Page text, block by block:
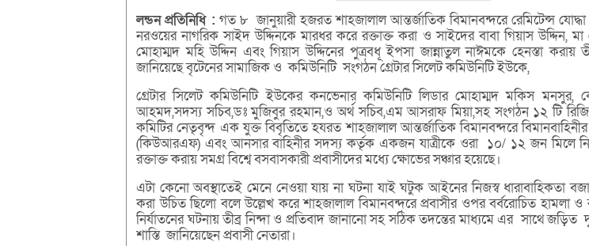
লন্ডন প্রতিনিধি: গত ৮ জানুয়ারী হজরত শাহজালাল আন্তর্জাতিক বিমানবন্দরে রেমিটেন্স
নরওয়ের নাগরিক সাইদ উদ্দিনকে মারধর করে রক্তাক্ত করা ও সাইদের বাবা গিয়াস উদ্দিন,
মোহাম্মদ মহি উদ্দিন এবং গিয়াস উদ্দিনের পুত্রবধূ ইপসা জান্নাতুল নাঈমকে হেনস্তা করায়
জানিয়েছে বৃটেনের সামাজিক ও কমিউনিটি সংগঠন গ্রেটার সিলেট কমিউনিটি ইউকে,
গ্রেটার সিলেট কমিউনিটি ইউকের কনভেনার কমিউনিটি লিডার মোহাম্মদ মকিস
আহমদ,সদস্য সচিব,ডঃ মুজিবুর রহমান,ও অর্থ সচিব,এম আসরাফ মিয়া,সহ সংগঠন ১২ টি
কমিটির নেতৃবৃন্দ এক যুক্ত বিবৃতিতে হযরত শাহজালাল আন্তর্জাতিক বিমানবন্দরে
(কিউআরএফ) এবং আনসার বাহিনীর সদস্য কর্তৃক একজন যাত্রীকে ওরা ১০/ ১২ জন মিলে
রক্তাক্ত করায় সমগ্র বিশ্বে বসবাসকারী প্রবাসীদের মধ্যে ক্ষোভের সঞ্চার হয়েছে।
এটা কেনো অবস্থাতেই মেনে নেওয়া যায় না ঘটনা যাই ঘটুক আইনের নিজস্ব ধারাবাহিকতা
করা উচিত ছিলো বলে উল্লেখ করে শাহজালাল বিমানবন্দরে প্রবাসীর ওপর বর্বরোচিত হামলা ও
নির্যাতনের ঘটনায় তীব্র নিন্দা ও প্রতিবাদ জানানো সহ সঠিক তদন্তের মাধ্যমে এর সাথে জড়িত
শাস্তি জানিয়েছেন প্রবাসী নেতারা।